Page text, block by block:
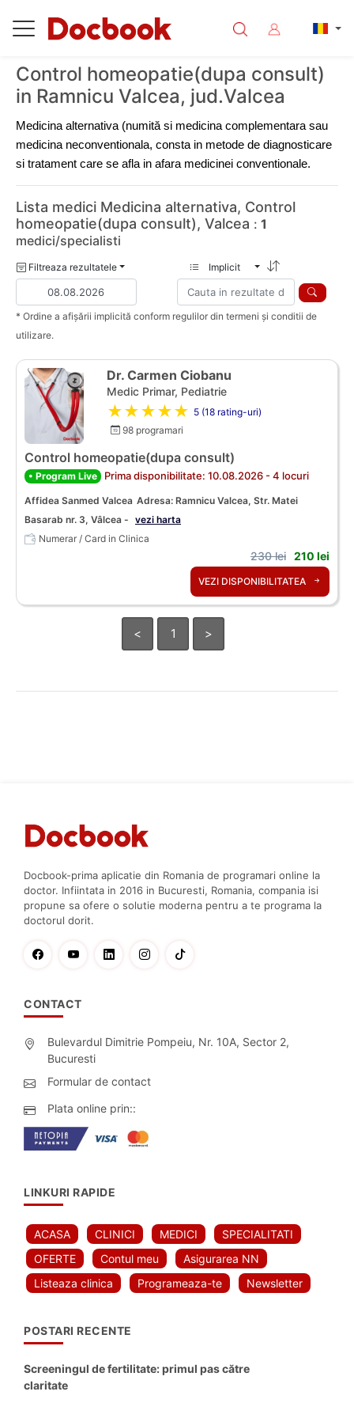
Control homeopatie(dupa consult)
in Ramnicu Valcea, jud.Valcea
Medicina alternativa (numită si medicina complementara sau
medicina neconventionala, consta in metode de diagnosticare
si tratament care se afla in afara medicinei conventionale.
Lista medici Medicina alternativa, Control
homeopatie(dupa consult), Valcea : 1
medici/specialisti
Filtreaza rezultatele Implicit
* Ordine a afișării implicită conform regulilor din termeni și conditii de
utilizare.
Dr. Carmen Ciobanu
Medic Primar, Pediatrie
★★★★★ 5 (18 rating-uri)
98 programari
Control homeopatie(dupa consult)
• Program Live Prima disponibilitate: 10.08.2026 - 4 locuri
Affidea Sanmed Valcea Adresa: Ramnicu Valcea, Str. Matei
Basarab nr. 3, Vâlcea - vezi harta
Numerar / Card in Clinica
230 lei 210 lei
VEZI DISPONIBILITATEA
< 1 >
Docbook-prima aplicatie din Romania de programari online la
doctor. Infiintata in 2016 in Bucuresti, Romania, compania isi
propune sa ofere o solutie moderna pentru a te programa la
doctorul dorit.
CONTACT
Bulevardul Dimitrie Pompeiu, Nr. 10A, Sector 2,
Bucuresti
Formular de contact
Plata online prin::
LINKURI RAPIDE
ACASA CLINICI MEDICI
SPECIALITATI
OFERTE
Contul meu
Asigurarea NN
Listeaza clinica
Programeaza-te Newsletter
POSTARI RECENTE
Screeningul de fertilitate: primul pas către
claritate